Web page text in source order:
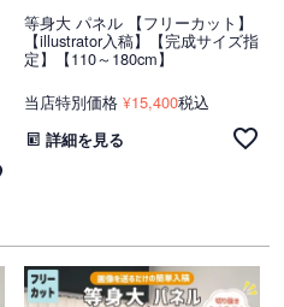
等身大 パネル 【フリーカット】
【illustrator入稿】【完成サイズ指
定】【110～180cm】
当店特別価格 ¥15,400税込
詳細を見る